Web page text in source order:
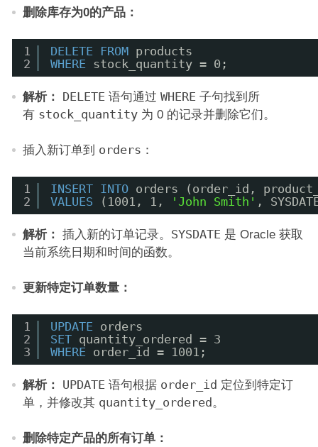
删除库存为0的产品：
1
2
DELETE FROM products
WHERE
stock_quantity = 0;
解析： DELETE 语句通过 WHERE 子句找到所
有 stock_quantity为 0 的记录并删除它们。
插入新订单到 orders ：
1
2
INSERT INTO orders (order_id,
VALUES
(1001, 1, 'John Smith' ,
解析： 插入新的订单记录。 SYSDATE 是 Oracle 获取
当前系统日期和时间的函数。
更新特定订单数量：
1
2
3
UPDATE
orders
SET quantity_ordered = 3
WHERE
order_id = 1001;
解析： UPDATE 语句根据 order_id 定位到特定订
单，并修改其 quantity_ordered 。
删除特定产品的所有订单：